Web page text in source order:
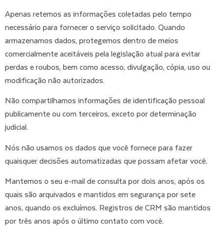
Apenas retemos as informações coletadas pelo tempo
necessário para fornecer o serviço solicitado. Quando
armazenamos dados, protegemos dentro de meios
comercialmente aceitáveis pela legislação atual para evitar
perdas e roubos, bem como acesso, divulgação, cópia, uso ou
modificação não autorizados.
Não compartilhamos informações de identificação pessoal
publicamente ou com terceiros, exceto por determinação
judicial.
Nós não usamos os dados que você fornece para fazer
quaisquer decisões automatizadas que possam afetar você.
Mantemos o seu e-mail de consulta por dois anos, após os
quais são arquivados e mantidos em segurança por sete
anos, quando os excluímos. Registros de CRM são mantidos
por três anos após o último contato com você.